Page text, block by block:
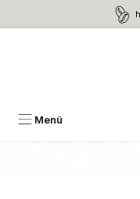
Zum Hauptinhalt springen
MenüUnser